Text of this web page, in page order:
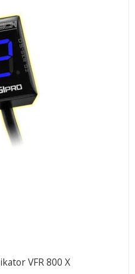
VFR 800 X